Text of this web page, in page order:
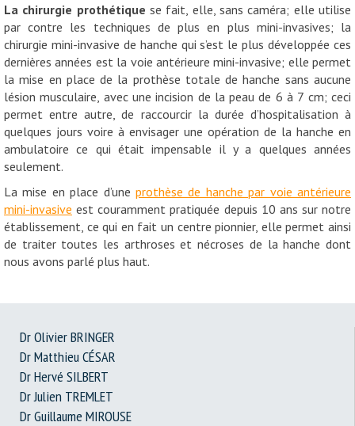
La chirurgie prothétique se fait, elle, sans caméra; elle utilise
par contre les techniques de plus en plus mini-invasives; la
chirurgie mini-invasive de hanche qui s’est le plus développée ces
dernières années est la voie antérieure mini-invasive; elle permet
la mise en place de la prothèse totale de hanche sans aucune
lésion musculaire, avec une incision de la peau de 6 à 7 cm; ceci
permet entre autre, de raccourcir la durée d’hospitalisation à
quelques jours voire à envisager une opération de la hanche en
ambulatoire ce qui était impensable il y a quelques années
seulement.
La mise en place d’une prothèse de hanche par voie antérieure
mini-invasive est couramment pratiquée depuis 10 ans sur notre
établissement, ce qui en fait un centre pionnier, elle permet ainsi
de traiter toutes les arthroses et nécroses de la hanche dont
nous avons parlé plus haut.
Dr Olivier BRINGER
Dr Matthieu CÉSAR
Dr Hervé SILBERT
Dr Julien TREMLET
Dr Guillaume MIROUSE